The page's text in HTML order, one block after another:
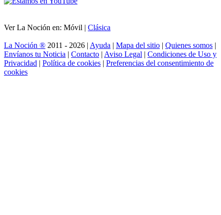
Ver La Noción en: Móvil | Clásica
La Noción ® 2011 - 2026 | Ayuda | Mapa del sitio | Quienes somos |
Envíanos tu Noticia | Contacto | Aviso Legal | Condiciones de Uso y
Privacidad | Política de cookies | Preferencias del consentimiento de
cookies